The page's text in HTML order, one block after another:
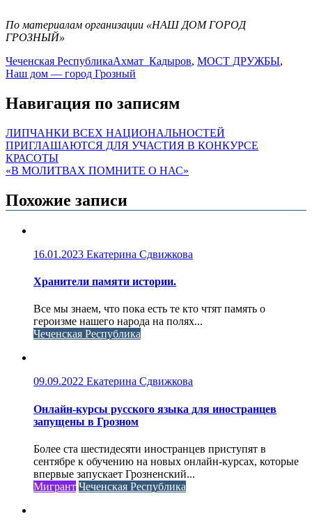
По материалам организации «НАШ ДОМ ГОРОД
ГРОЗНЫЙ»
Чеченская РеспубликаАхмат Кадыров, МОСТ ДРУЖБЫ,
Наш дом — город Грозный
Навигация по записям
ЛИПЧАНКИ ВСЕХ НАЦИОНАЛЬНОСТЕЙ
ПРИГЛАШАЮТСЯ ДЛЯ УЧАСТИЯ В КОНКУРСЕ
КРАСОТЫ
«В МОЛИТВАХ ПОМНИТЕ О НАС»
Похожие записи
16.01.2023 Екатерина Сдвижкова
Хранители памяти истории.
Все мы знаем, что пока есть те кто чтят память о
героизме нашего народа на полях...
Чеченская Республика
09.09.2022 Екатерина Сдвижкова
Онлайн-курсы русского языка для иностранцев
запущены в Грозном
Более ста шестидесяти иностранцев приступят в
сентябре к обучению на новых онлайн-курсах, которые
впервые запускает Грозненский...
Мигрант Чеченская Республика